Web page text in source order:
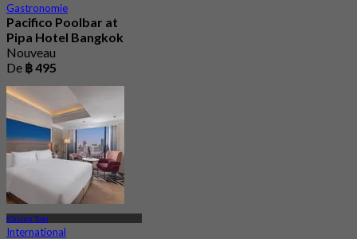
Gastronomie
Pacifico Poolbar at
Pipa Hotel Bangkok
Nouveau
De ฿ 495
Khlong Toei
International